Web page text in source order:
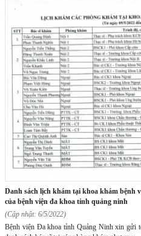
danh sách lịch khám tại khoa khám bệnh và khoa khám chữa bệnh theo yêu cầu
của bệnh viện đa khoa tỉnh quảng ninh
(Cập nhật: 6/5/2022)
Bệnh viện Đa khoa tỉnh Quảng Ninh xin gửi